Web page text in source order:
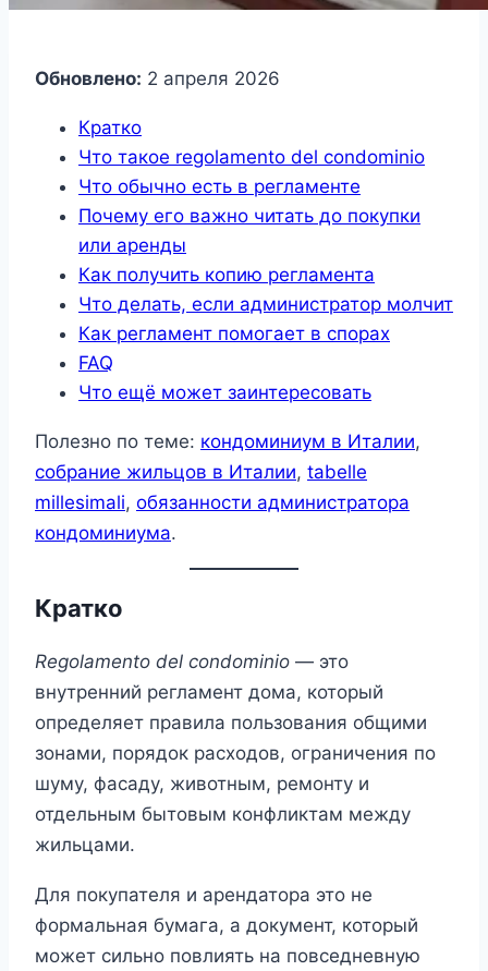
Обновлено: 2 апреля 2026
Кратко
Что такое regolamento del condominio
Что обычно есть в регламенте
Почему его важно читать до покупки
или аренды
Как получить копию регламента
Что делать, если администратор молчит
Как регламент помогает в спорах
FAQ
Что ещё может заинтересовать
Полезно по теме: кондоминиум в Италии,
собрание жильцов в Италии, tabelle
millesimali, обязанности администратора
кондоминиума.
Кратко
Regolamento del condominio — это
внутренний регламент дома, который
определяет правила пользования общими
зонами, порядок расходов, ограничения по
шуму, фасаду, животным, ремонту и
отдельным бытовым конфликтам между
жильцами.
Для покупателя и арендатора это не
формальная бумага, а документ, который
может сильно повлиять на повседневную